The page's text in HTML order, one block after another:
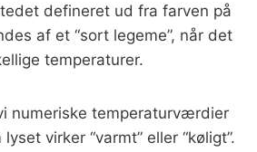
defineret ud fra farven på
af et “sort legeme”, når det
temperaturer.
numeriske temperaturværdier
virker “varmt” eller “køligt”.